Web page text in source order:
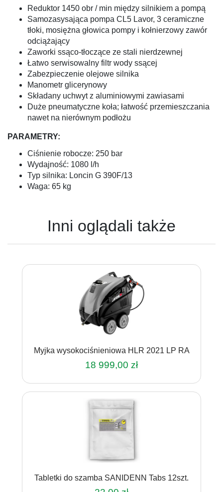
Reduktor 1450 obr / min między silnikiem a pompą
Samozasysająca pompa CL5 Lavor, 3 ceramiczne
tłoki, mosiężna głowica pompy i kołnierzowy zawór
odciążający
Zaworki ssąco-tłoczące ze stali nierdzewnej
Łatwo serwisowalny filtr wody ssącej
Zabezpieczenie olejowe silnika
Manometr glicerynowy
Składany uchwyt z aluminiowymi zawiasami
Duże pneumatyczne koła; łatwość przemieszczania
nawet na nierównym podłożu
PARAMETRY:
Ciśnienie robocze: 250 bar
Wydajność: 1080 l/h
Typ silnika: Loncin G 390F/13
Waga: 65 kg
Inni oglądali także
Myjka wysokociśnieniowa HLR 2021 LP RA
18 999,00 zł
Tabletki do szamba SANIDENN Tabs 12szt.